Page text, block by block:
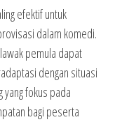
efektif untuk
dalam komedi.
pemula dapat
dengan situasi
yang fokus pada
bagi peserta